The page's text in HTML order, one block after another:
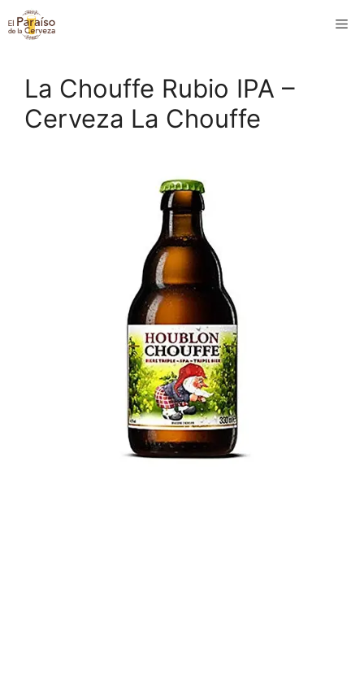
Saltar
al
La Chouffe Rubio IPA –
Cerveza La Chouffe